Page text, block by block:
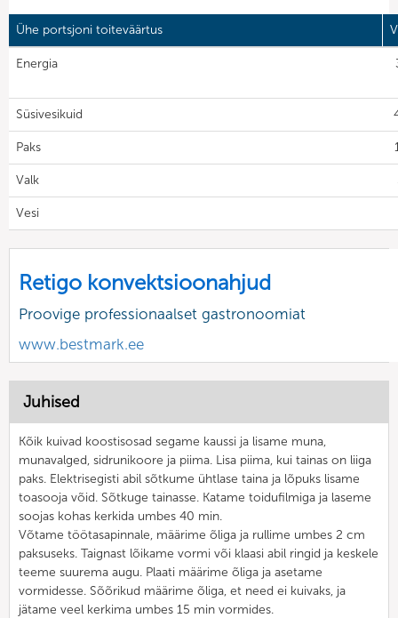
Ühe portsjoni toiteväärtus
Energia
Süsivesikuid
Paks
Valk
Vesi
Retigo konvektsioonahjud
Proovige professionaalset gastronoomiat
www.bestmark.ee
Juhised
Kõik kuivad koostisosad segame kaussi ja lisame muna,
munavalged, sidrunikoore ja piima. Lisa piima, kui tainas on liiga
paks. Elektrisegisti abil sõtkume ühtlase taina ja lõpuks lisame
toasooja võid. Sõtkuge tainasse. Katame toidufilmiga ja laseme
soojas kohas kerkida umbes 40 min.
Võtame töötasapinnale, määrime õliga ja rullime umbes 2 cm
paksuseks. Taignast lõikame vormi või klaasi abil ringid ja keskele
teeme suurema augu. Plaati määrime õliga ja asetame
vormidesse. Sõõrikud määrime õliga, et need ei kuivaks, ja
jätame veel kerkima umbes 15 min vormides.